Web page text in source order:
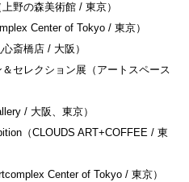
野の森美術館 / 東京）
Center of Tokyo / 東京）
斎橋店 / 大阪）
セレクション展（アートスペース
/ 大阪、東京）
（CLOUDS ART+COFFEE / 東
Center of Tokyo / 東京）